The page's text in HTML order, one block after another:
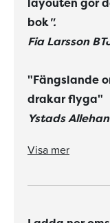
bok".
Fia Larsson
"Fängslande
drakar flyga"
Ystads
Visa mer